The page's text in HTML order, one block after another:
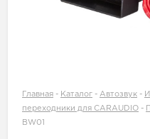
Главная - Каталог - Автозвук -
переходники для CARAUDIO -
BW01